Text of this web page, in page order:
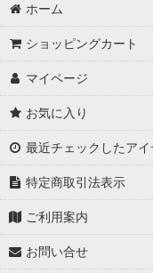
ホーム
ショッピングカート
マイページ
お気に入り
最近チェックしたアイ
特定商取引法表示
ご利用案内
お問い合せ